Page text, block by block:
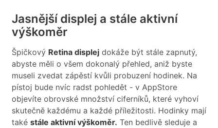
Jasnější displej a stále aktivní
výškoměr
Špičkový Retina displej dokáže být stále zapnutý,
abyste měli o všem dokonalý přehled, aniž byste
museli zvedat zápěstí kvůli probuzení hodinek. Na
pístoj bude nvíc radst pohledět - v AppStore
objevíte obrovské množství ciferníků, které vyhoví
skutečně každému a každé příležitosti. Hodinky mají
také stále aktivní výškoměr. Ten bedlivě sleduje a